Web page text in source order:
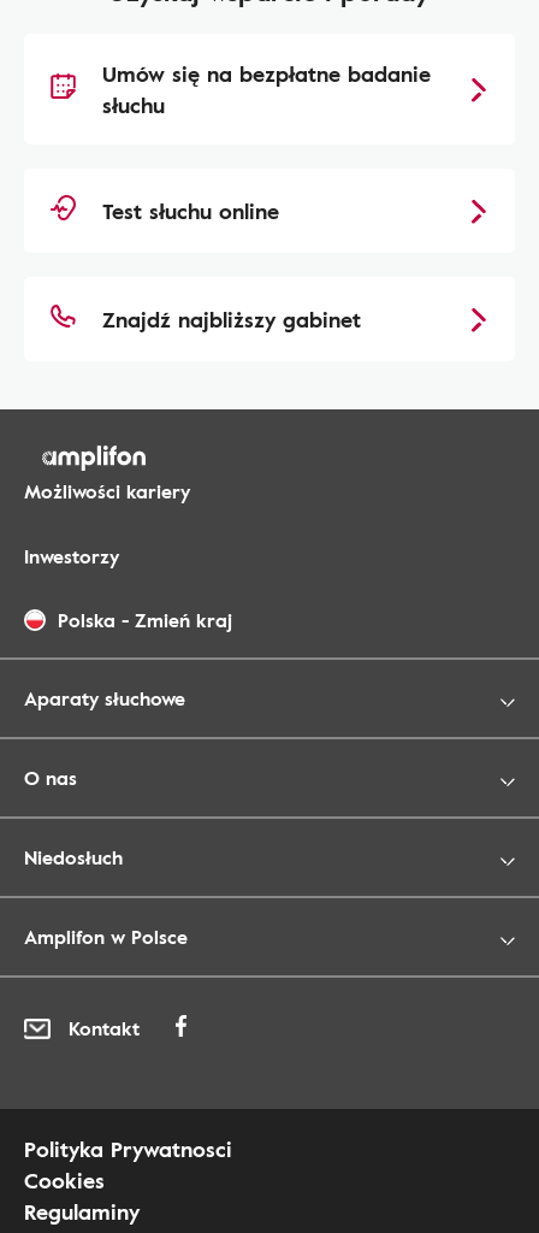
Umów się na bezpłatne badanie
słuchu
Test słuchu online
Znajdź najbliższy gabinet
Możliwości kariery
Inwestorzy
Polska - Zmień kraj
Aparaty słuchowe
O nas
Niedosłuch
Amplifon w Polsce
Kontakt
Polityka Prywatnosci
Cookies
Regulaminy